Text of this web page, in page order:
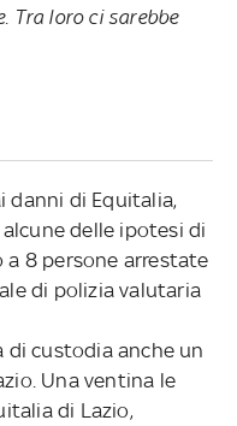
Tra loro ci sarebbe
danni di Equitalia,
delle ipotesi di
8 persone arrestate
di polizia valutaria
di custodia anche un
Una ventina le
di Lazio,